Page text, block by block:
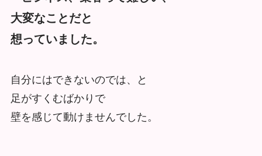
大変なことだと
想っていました。
自分にはできないのでは、と
足がすくむばかりで
壁を感じて動けませんでした。